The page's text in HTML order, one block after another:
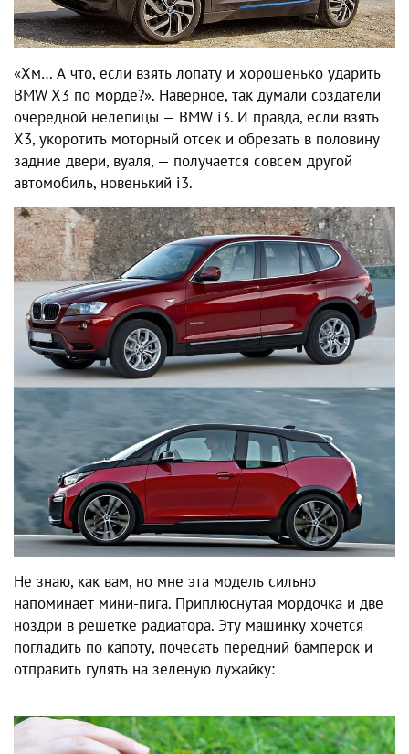
«Хм… А что, если взять лопату и хорошенько ударить
BMW X3 по морде?». Наверное, так думали создатели
очередной нелепицы — BMW i3. И правда, если взять
Х3, укоротить моторный отсек и обрезать в половину
задние двери, вуаля, — получается совсем другой
автомобиль, новенький i3.
Не знаю, как вам, но мне эта модель сильно
напоминает мини-пига. Приплюснутая мордочка и две
ноздри в решетке радиатора. Эту машинку хочется
погладить по капоту, почесать передний бамперок и
отправить гулять на зеленую лужайку: